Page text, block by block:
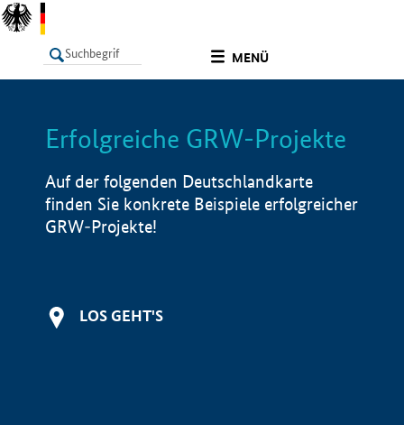
MENÜ
LISTE Info
Erfolgreiche GRW-Projekte
Auf der folgenden Deutschlandkarte
finden Sie konkrete Beispiele erfolgreicher
GRW-Projekte!
LOS GEHT'S